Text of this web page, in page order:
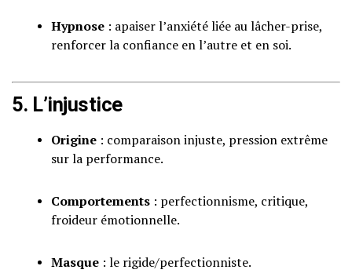
Hypnose : apaiser l’anxiété liée au lâcher-prise,
renforcer la confiance en l’autre et en soi.
5. L’injustice
Origine : comparaison injuste, pression extrême
sur la performance.
Comportements : perfectionnisme, critique,
froideur émotionnelle.
Masque : le rigide/perfectionniste.